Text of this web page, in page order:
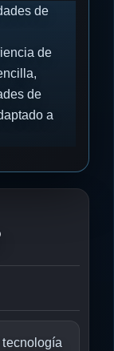
de
de
de
a